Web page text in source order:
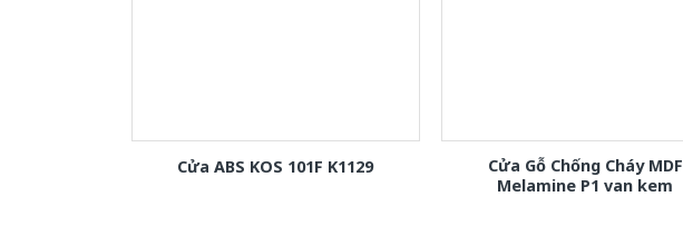
Cửa ABS KOS 101F K1129
Cửa Gỗ Chống Cháy MDF
Melamine P1 van kem